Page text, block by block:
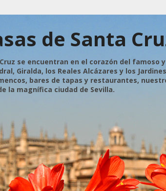
de Santa
se encuentran en el corazón del famoso
Giralda, los Reales Alcázares y los
bares de tapas y restaurantes,
la magnífica ciudad de Sevilla.